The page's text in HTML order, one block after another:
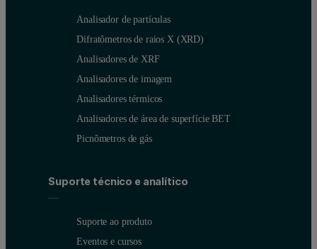
Analisador de partículas
Difratômetros de raios X (XRD)
Analisadores de XRF
Analisadores de imagem
Analisadores térmicos
Analisadores de área de superfície BET
Picnômetros de gás
Suporte técnico e analítico
Suporte ao produto
Eventos e cursos